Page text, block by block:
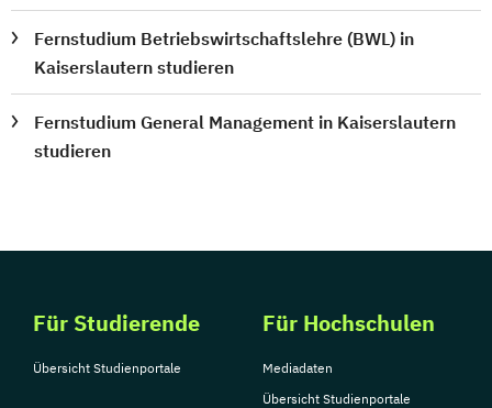
Fernstudium Betriebswirtschaftslehre (BWL) in
Kaiserslautern studieren
Fernstudium General Management in Kaiserslautern
studieren
Für Studierende
Übersicht Studienportale
Für Hochschulen
Mediadaten
Übersicht Studienportale